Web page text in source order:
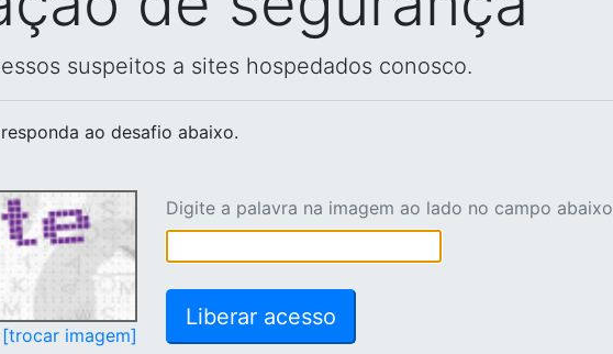
suspeitos a sites hospedados conosco.
ao desafio abaixo.
[trocar imagem]
Digite a palavra na imagem ao lado no campo abaixo